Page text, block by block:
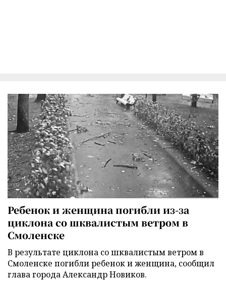
Ребенок и женщина погибли из-за
циклона со шквалистым ветром в
Смоленске
В результате циклона со шквалистым ветром в
Смоленске погибли ребенок и женщина, сообщил
глава города Александр Новиков.